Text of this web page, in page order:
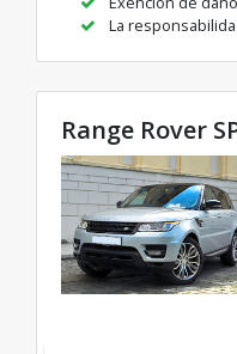
La
Range Rover